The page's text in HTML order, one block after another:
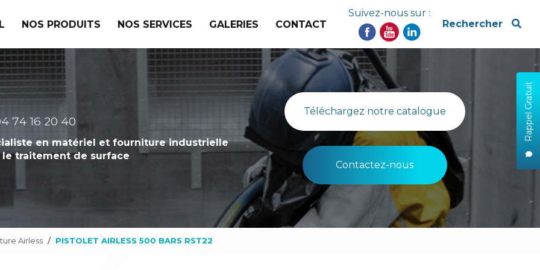
x
Rappel Gratuit
NOS PRODUITS NOS SERVICES GALERIES CONTACT
Suivez-nous sur :
Rechercher
74 16 20 40
en matériel et fourniture industrielle
le traitement de surface
Téléchargez notre catalogue
Contactez-nous
Airless PISTOLET AIRLESS 500 BARS RST22